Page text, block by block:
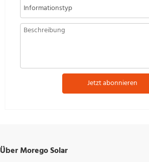
Jetzt abonnieren
Über Morego Solar